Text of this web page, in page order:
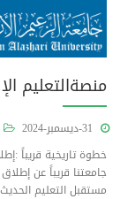
منصةالتعليم
خطوة تاريخية قريباً
جامعتنا قريباً عن
مستقبل التعليم